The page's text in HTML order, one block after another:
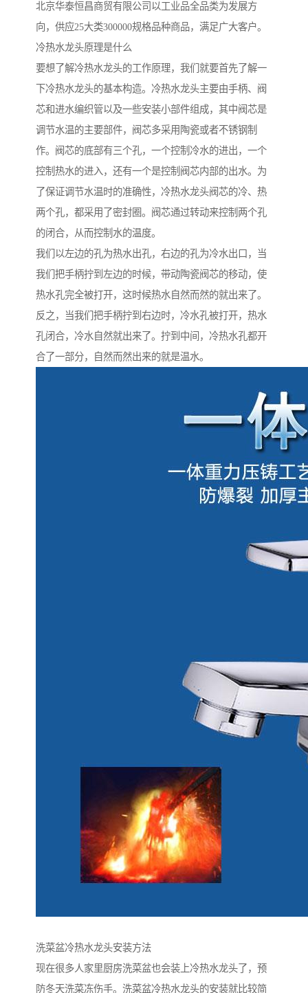
北京华泰恒昌商贸有限公司以工业品全品类为发展方
向，供应25大类300000规格品种商品，满足广大客户。
冷热水龙头原理是什么
要想了解冷热水龙头的工作原理，我们就要首先了解一
下冷热水龙头的基本构造。冷热水龙头主要由手柄、阀
芯和进水编织管以及一些安装小部件组成，其中阀芯是
调节水温的主要部件，阀芯多采用陶瓷或者不锈钢制
作。阀芯的底部有三个孔，一个控制冷水的进出，一个
控制热水的进入，还有一个是控制阀芯内部的出水。为
了保证调节水温时的准确性，冷热水龙头阀芯的冷、热
两个孔，都采用了密封圈。阀芯通过转动来控制两个孔
的闭合，从而控制水的温度。
我们以左边的孔为热水出孔，右边的孔为冷水出口，当
我们把手柄拧到左边的时候，带动陶瓷阀芯的移动，使
热水孔完全被打开，这时候热水自然而然的就出来了。
反之，当我们把手柄拧到右边时，冷水孔被打开，热水
孔闭合，冷水自然就出来了。拧到中间，冷热水孔都开
合了一部分，自然而然出来的就是温水。
洗菜盆冷热水龙头安装方法
现在很多人家里厨房洗菜盆也会装上冷热水龙头了，预
防冬天洗菜冻伤手。洗菜盆冷热水龙头的安装就比较简